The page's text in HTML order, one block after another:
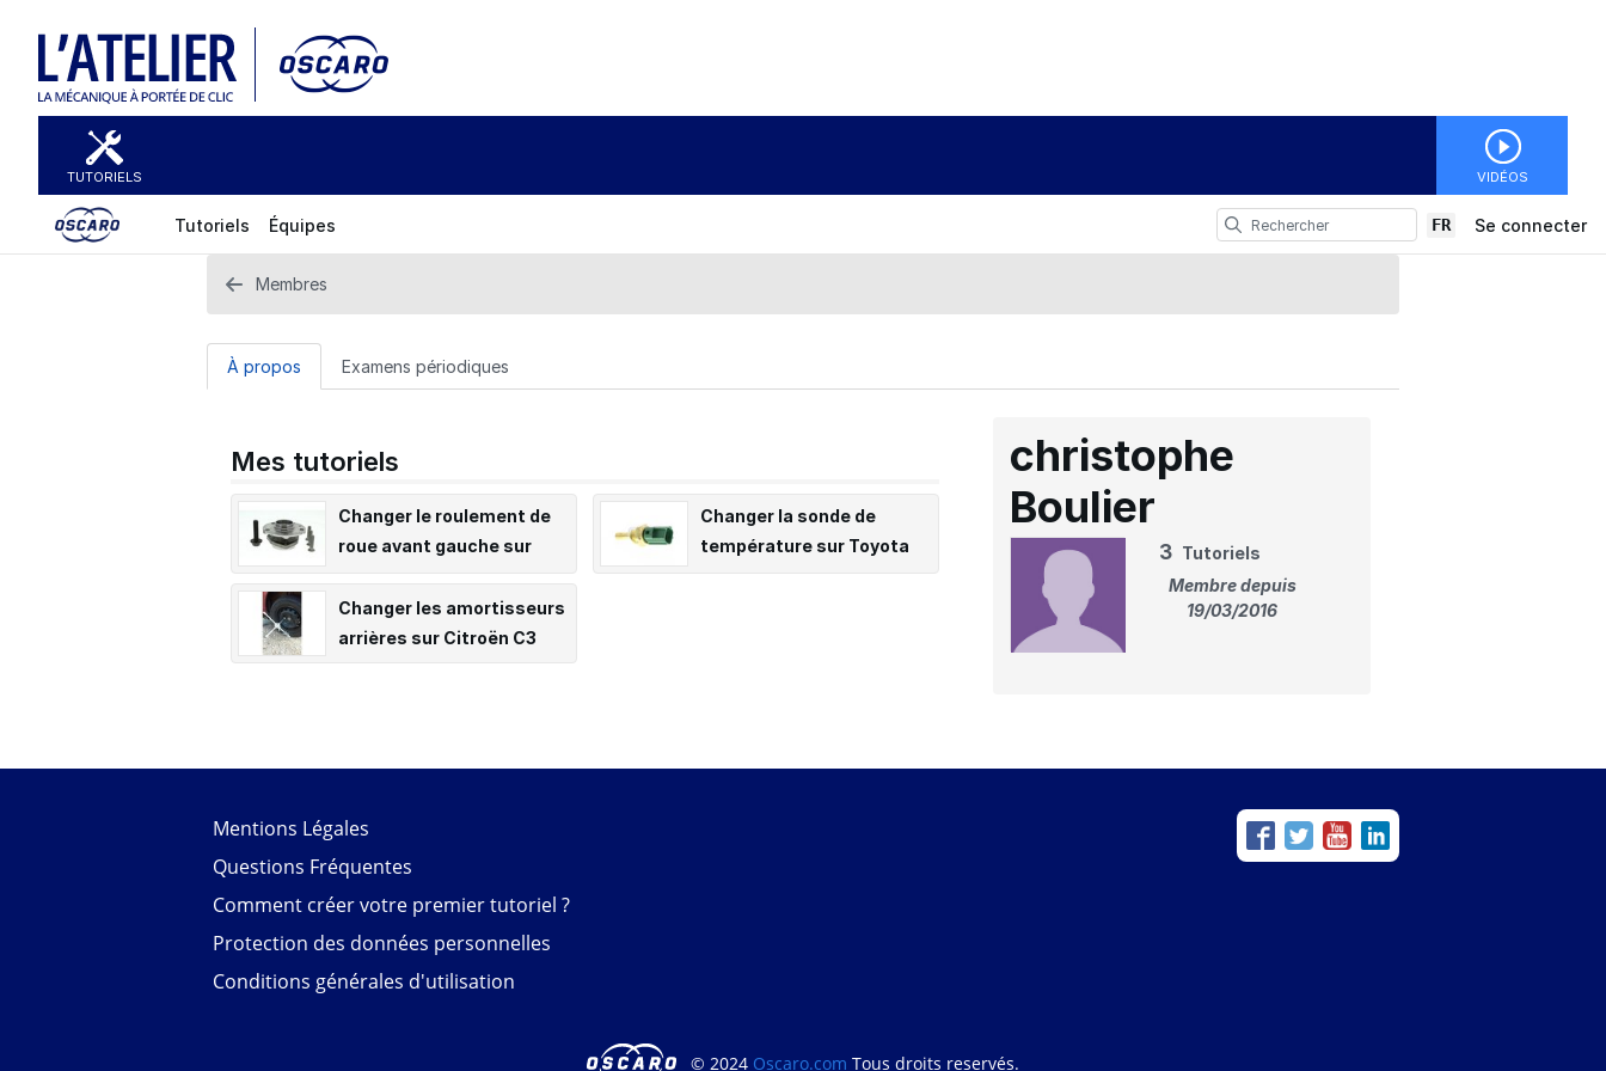
TUTORIELS VIDÉOS
Tutoriels Équipes FR Se connecter
Membres
À propos Examens périodiques
christophe
Boulier
3 Tutoriels
Membre depuis
19/03/2016
Mes tutoriels
Changer le roulement de
roue avant gauche sur
Audi A3 II
Changer la sonde de
température sur Toyota
Auris
Changer les amortisseurs
arrières sur Citroën C3
Mentions Légales
Questions Fréquentes
Comment créer votre premier tutoriel ?
Protection des données personnelles
Conditions générales d'utilisation
© 2024 Oscaro.com Tous droits reservés.